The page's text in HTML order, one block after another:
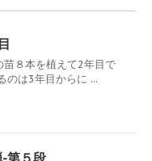
苗８本を植えて2年目で
のは3年目からに ...
第５段